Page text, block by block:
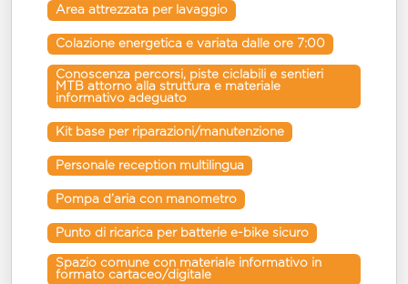
Area attrezzata per lavaggio
Colazione energetica e variata dalle ore 7:00
Conoscenza percorsi, piste ciclabili e sentieri
MTB attorno alla struttura e materiale
informativo adeguato
Kit base per riparazioni/manutenzione
Personale reception multilingua
Pompa d’aria con manometro
Punto di ricarica per batterie e-bike sicuro
Spazio comune con materiale informativo in
formato cartaceo/digitale